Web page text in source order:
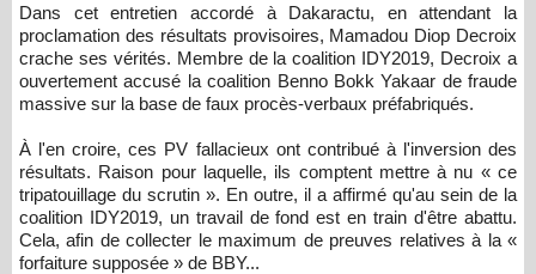
Dans cet entretien accordé à Dakaractu, en attendant la
proclamation des résultats provisoires, Mamadou Diop Decroix
crache ses vérités. Membre de la coalition IDY2019, Decroix a
ouvertement accusé la coalition Benno Bokk Yakaar de fraude
massive sur la base de faux procès-verbaux préfabriqués.
À l'en croire, ces PV fallacieux ont contribué à l'inversion des
résultats. Raison pour laquelle, ils comptent mettre à nu « ce
tripatouillage du scrutin ». En outre, il a affirmé qu'au sein de la
coalition IDY2019, un travail de fond est en train d'être abattu.
Cela, afin de collecter le maximum de preuves relatives à la «
forfaiture supposée » de BBY...